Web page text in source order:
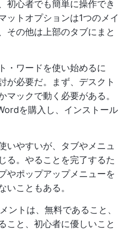
初心者でも簡単に操作でき
ットオプションは1つのメイ
その他は上部のタブにまと
・ワードを使い始めるに
が必要だ。まず、デスクト
マックで動く必要がある。
を購入し、インストール
いやすいが、タブやメニュ
る。やることを完了するた
やポップアップメニューを
いこともある。
ントは、無料であること、
こと、初心者に優しいこと